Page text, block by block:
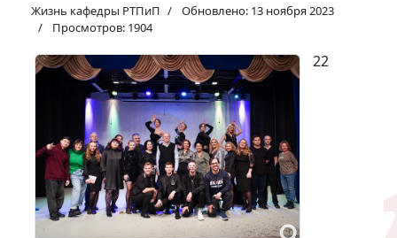
Жизнь кафедры РТПиП
Обновлено: 13 ноября 2023
Просмотров: 1904
22